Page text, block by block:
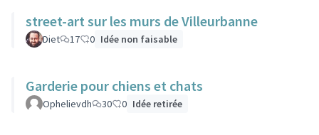
street-art sur les murs de Villeurbanne
Diet 17 0 Idée non faisable
Garderie pour chiens et chats
Ophelievdh 30 0 Idée retirée